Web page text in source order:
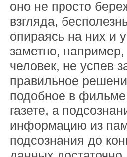
оно не просто
взгляда,
опираясь на них и
заметно, например,
человек, не успев
правильное
подобное в
газете, а
информацию из
подсознания до